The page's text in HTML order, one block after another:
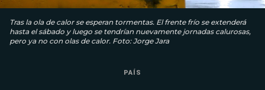
Tras la ola de calor se esperan tormentas. El frente frío se extenderá
hasta el sábado y luego se tendrían nuevamente jornadas calurosas,
pero ya no con olas de calor. Foto: Jorge Jara
PAÍS